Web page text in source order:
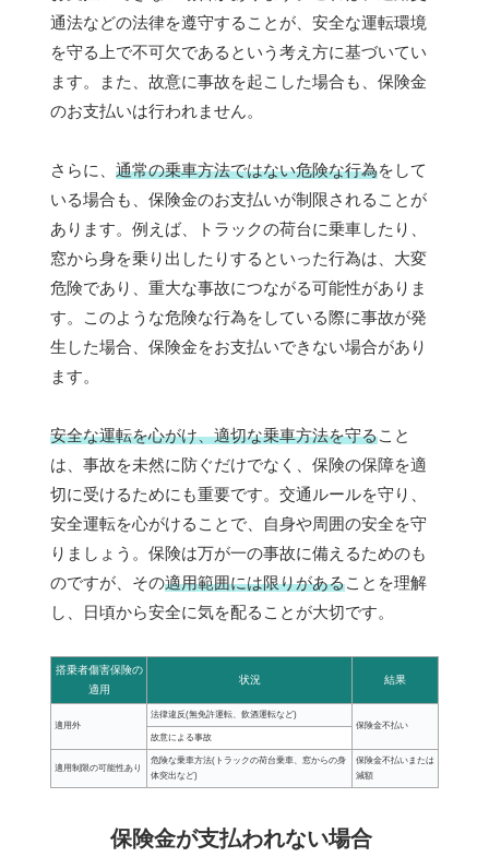
通法などの法律を遵守することが、安全な運転環境
を守る上で不可欠であるという考え方に基づいてい
ます。また、故意に事故を起こした場合も、保険金
のお支払いは行われません。
さらに、 通常の乗車方法ではない危険な行為をして
いる場合も、保険金のお支払いが制限されることが
あります。例えば、トラックの荷台に乗車したり、
窓から身を乗り出したりするといった行為は、大変
危険であり、重大な事故につながる可能性がありま
す。このような危険な行為をしている際に事故が発
生した場合、保険金をお支払いできない場合があり
ます。
安全な運転を心がけ、適切な乗車方法を守ること
は、事故を未然に防ぐだけでなく、保険の保障を適
切に受けるためにも重要です。交通ルールを守り、
安全運転を心がけることで、自身や周囲の安全を守
りましょう。保険は万が一の事故に備えるためのも
のですが、その適用範囲には限りがあることを理解
し、日頃から安全に気を配ることが大切です。
搭乗者傷害保険の
適用
状況 結果
適用外
法律違反(無免許運転、飲酒運転など)
保険金不払い
故意による事故
適用制限の可能性あり
危険な乗車方法(トラックの荷台乗車、窓からの身
体突出など)
保険金不払いまたは
減額
保険金が支払われない場合